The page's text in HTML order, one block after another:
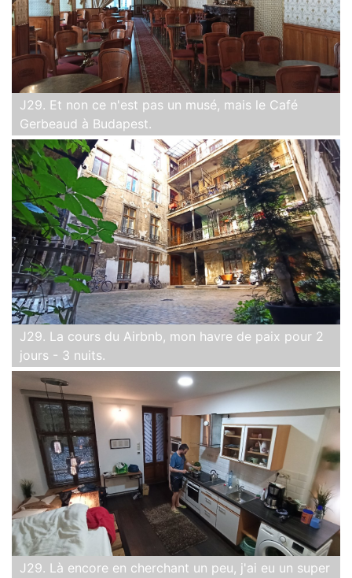
J29. Et non ce n'est pas un musé, mais le Café
Gerbeaud à Budapest.
J29. La cours du Airbnb, mon havre de paix pour 2
jours - 3 nuits.
J29. Là encore en cherchant un peu, j'ai eu un super